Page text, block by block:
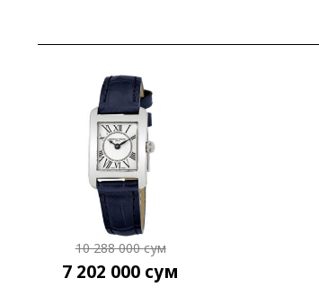
10 288 000сум
7 202 000 сум